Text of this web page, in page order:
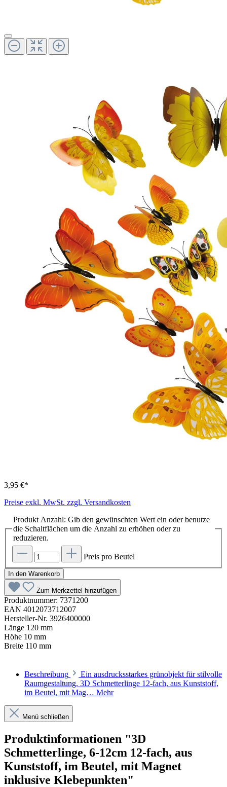
3,95 €*
Preise exkl. MwSt. zzgl. Versandkosten
Produkt Anzahl: Gib den gewünschten Wert ein oder benutze
die Schaltflächen um die Anzahl zu erhöhen oder zu
reduzieren.
Preis pro Beutel
In den Warenkorb
Zum Merkzettel hinzufügen
Produktnummer: 7371200
EAN 4012073712007
Hersteller-Nr. 3926400000
Länge 120 mm
Höhe 10 mm
Breite 110 mm
Beschreibung
Ein ausdrucksstarkes grünobjekt für stilvolle
Raumgestaltung. 3D Schmetterlinge 12-fach, aus Kunststoff,
im Beutel, mit Mag… Mehr
Menü schließen
Produktinformationen "3D
Schmetterlinge, 6-12cm 12-fach, aus
Kunststoff, im Beutel, mit Magnet
inklusive Klebepunkten"